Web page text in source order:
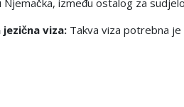
Njemačka, između ostalog za
viza: Takva viza potrebna